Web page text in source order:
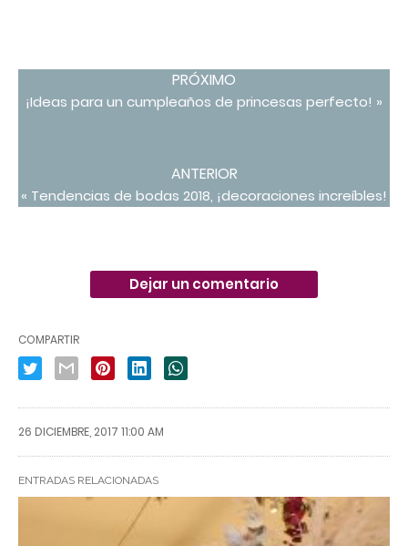
PRÓXIMO
¡Ideas para un cumpleaños de princesas perfecto! »
ANTERIOR
« Tendencias de bodas 2018, ¡decoraciones increíbles!
Dejar un comentario
COMPARTIR
26 DICIEMBRE, 2017 11:00 AM
ENTRADAS RELACIONADAS